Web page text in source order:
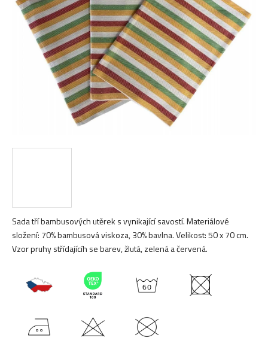
Sada tří bambusových utěrek s vynikající savostí. Materiálové
složení: 70% bambusová viskoza, 30% bavlna. Velikost: 50 x 70 cm.
Vzor pruhy střídajícíh se barev, žlutá, zelená a červená.
5
hvězdiček.